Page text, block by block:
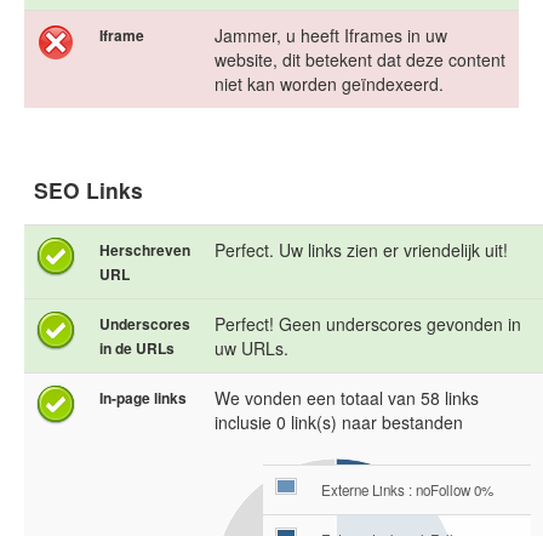
Iframe
Jammer, u heeft Iframes in uw
website, dit betekent dat deze content
niet kan worden geïndexeerd.
SEO Links
Herschreven
URL
Perfect. Uw links zien er vriendelijk uit!
Underscores
in de URLs
Perfect! Geen underscores gevonden in
uw URLs.
In-page links
We vonden een totaal van 58 links
inclusie 0 link(s) naar bestanden
Externe Links : noFollow 0%